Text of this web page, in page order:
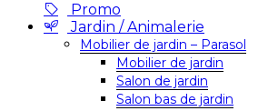
Promo
Jardin / Animalerie
Mobilier de jardin – Parasol
Mobilier de jardin
Salon de jardin
Salon bas de jardin